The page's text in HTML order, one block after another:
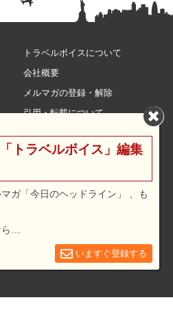
トラベルボイスについて
会社概要
メルマガの登録・解除
引用・転載について
利用規約
広告メニュー・料金
トラベルボイス」編集
ガ「今日のヘッドライン」 、も
…
いますぐ登録する